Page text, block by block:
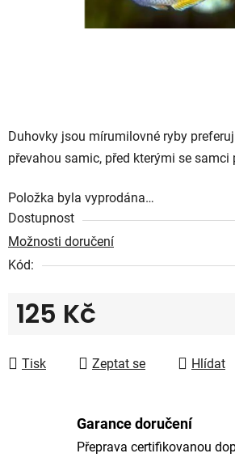
Duhovky jsou mírumilovné ryby
převahou samic, před kterými se samci
Položka byla vyprodána…
Dostupnost
Možnosti doručení
Kód:
125 Kč
Tisk
Zeptat se Hlídat
Garance doručení
Přeprava certifikovanou